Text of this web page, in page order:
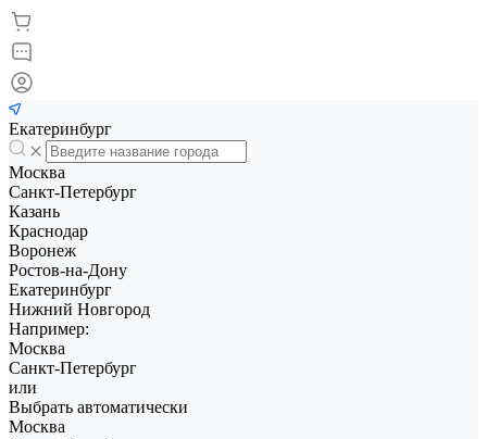
Екатеринбург
Москва
Санкт-Петербург
Казань
Краснодар
Воронеж
Ростов-на-Дону
Екатеринбург
Нижний Новгород
Например:
Москва
Санкт-Петербург
или
Выбрать автоматически
Москва